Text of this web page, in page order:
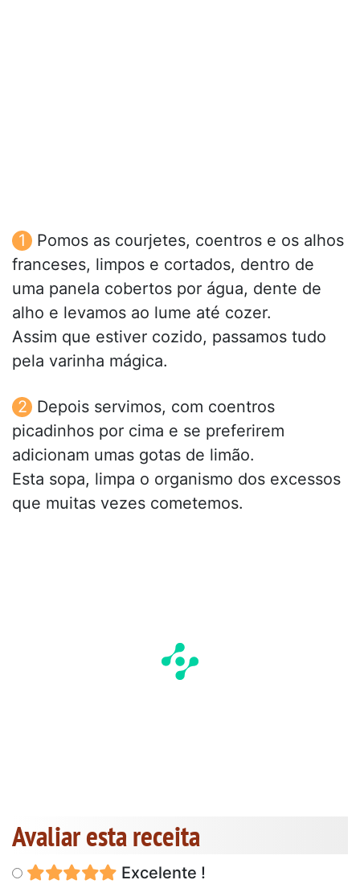
Pomos as courjetes, coentros e os alhos
franceses, limpos e cortados, dentro de
uma panela cobertos por água, dente de
alho e levamos ao lume até cozer.
Assim que estiver cozido, passamos tudo
pela varinha mágica.
Depois servimos, com coentros
picadinhos por cima e se preferirem
adicionam umas gotas de limão.
Esta sopa, limpa o organismo dos excessos
que muitas vezes cometemos.
Avaliar esta receita
Excelente !